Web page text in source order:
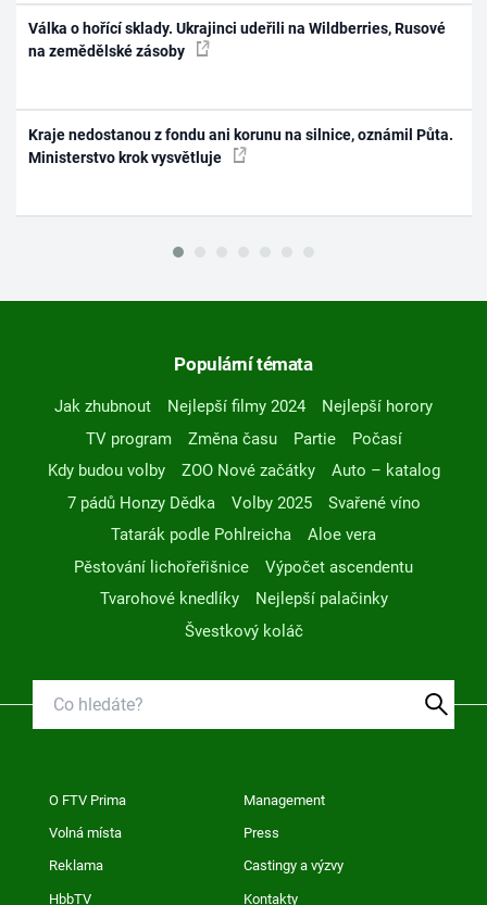
Válka o hořící sklady. Ukrajinci udeřili na Wildberries, Rusové
na zemědělské zásoby
Kraje nedostanou z fondu ani korunu na silnice, oznámil Půta.
Ministerstvo krok vysvětluje
Populární témata
Jak zhubnout Nejlepší filmy 2024
Nejlepší horory
TV program
Změna času Partie
Počasí
Kdy budou volby
ZOO Nové začátky
Auto – katalog
7 pádů Honzy Dědka
Volby 2025
Svařené víno
Tatarák podle Pohlreicha
Aloe vera
Pěstování lichořeřišnice
Výpočet ascendentu
Tvarohové knedlíky
Nejlepší palačinky
Švestkový koláč
O FTV Prima Management
Volná místa Press
Reklama Castingy a výzvy
HbbTV Kontakty